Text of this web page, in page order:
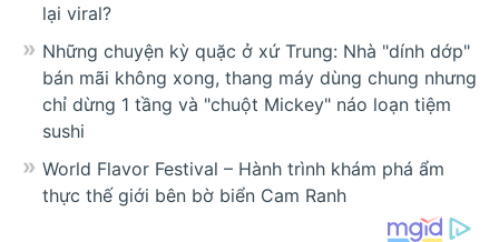
lại viral?
Những chuyện kỳ quặc ở xứ Trung: Nhà "dính dớp"
bán mãi không xong, thang máy dùng chung nhưng
chỉ dừng 1 tầng và "chuột Mickey" náo loạn tiệm
sushi
World Flavor Festival – Hành trình khám phá ẩm
thực thế giới bên bờ biển Cam Ranh